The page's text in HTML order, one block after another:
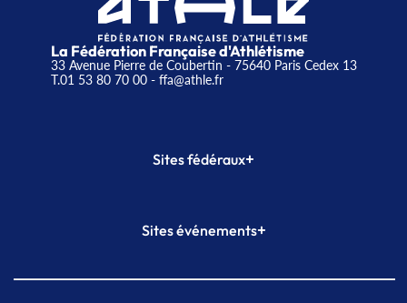
La Fédération Française d'Athlétisme
33 Avenue Pierre de Coubertin - 75640 Paris Cedex 13
T.01 53 80 70 00- ffa@athle.fr
Sites fédéraux+
Plateforme Formation
Sites événements+
Meeting de Paris indoor